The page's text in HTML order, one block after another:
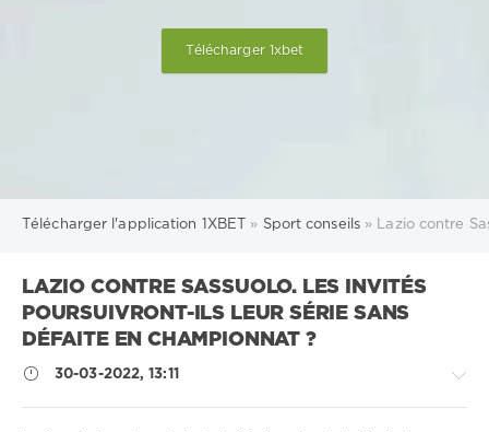
Télécharger 1xbet
Télécharger l'application 1XBET » Sport conseils » Lazio contre
LAZIO CONTRE SASSUOLO. LES INVITÉS
POURSUIVRONT-ILS LEUR SÉRIE SANS
DÉFAITE EN CHAMPIONNAT ?
30-03-2022, 13:11